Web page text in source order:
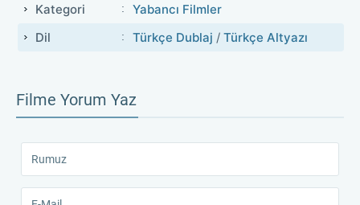
Kategori
Yabancı Filmler
Dil
Türkçe Dublaj / Türkçe Altyazı
Filme Yorum Yaz